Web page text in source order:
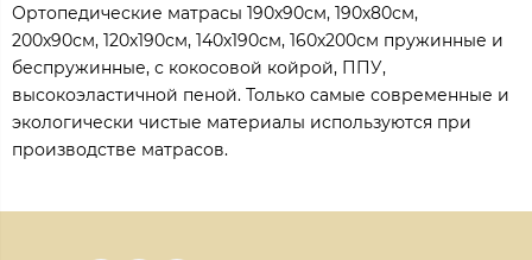
Ортопедические матрасы 190х90см, 190х80см,
200х90см, 120х190см, 140х190см, 160х200см пружинные и
беспружинные, с кокосовой койрой, ППУ,
высокоэластичной пеной. Только самые современные и
экологически чистые материалы используются при
производстве матрасов.